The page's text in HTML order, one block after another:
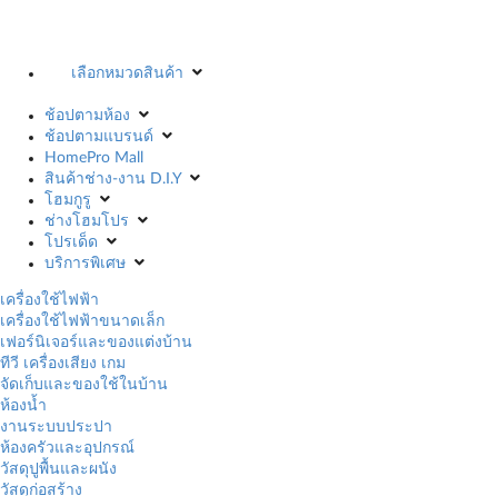
เลือกหมวดสินค้า
ช้อปตามห้อง
ช้อปตามแบรนด์
HomePro Mall
สินค้าช่าง-งาน D.I.Y
โฮมกูรู
ช่างโฮมโปร
โปรเด็ด
บริการพิเศษ
เครื่องใช้ไฟฟ้า
เครื่องใช้ไฟฟ้าขนาดเล็ก
เฟอร์นิเจอร์และของแต่งบ้าน
ทีวี เครื่องเสียง เกม
จัดเก็บและของใช้ในบ้าน
ห้องน้ำ
งานระบบประปา
ห้องครัวและอุปกรณ์
วัสดุปูพื้นและผนัง
วัสดุก่อสร้าง